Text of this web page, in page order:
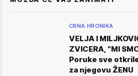
CRNA HRONIKA
VELJA I
ZVICERA, "MI
Poruke sve
za njegovu ŽENU